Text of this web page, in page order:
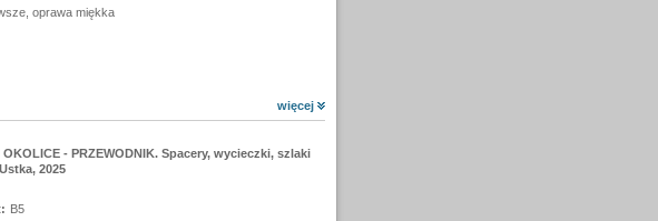
oprawa miękka
więcej
- PRZEWODNIK. Spacery, wycieczki, szlaki
2025
B5